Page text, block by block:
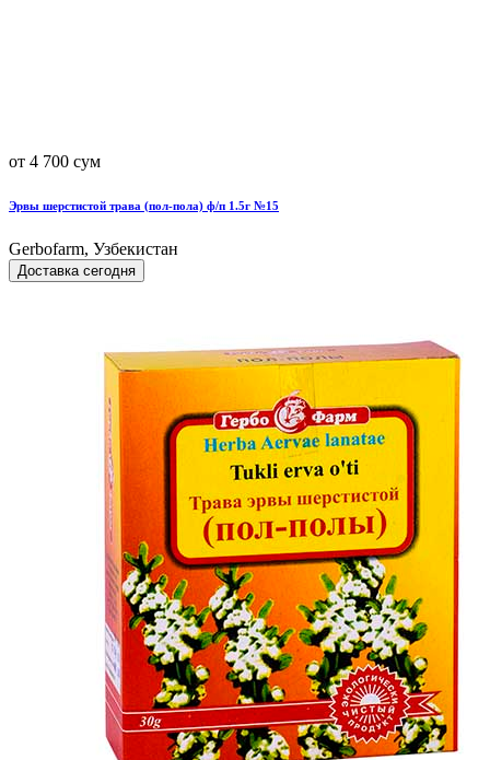
от 4 700 сум
Эрвы шерстистой трава (пол-пола) ф/п 1.5г №15
Gerbofarm, Узбекистан
Доставка сегодня